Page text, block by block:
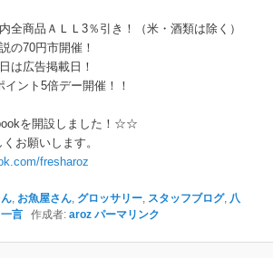
全商品ＡＬＬ3％引き！（米・酒類は除く）
の70円市開催！
は広告掲載日！
ント5倍デー開催！！
を開設しました！☆☆
お願いします。
fresharoz
, お魚屋さん, グロッサリー, スタッフブログ, 八
言 作成者:aroz パーマリンク